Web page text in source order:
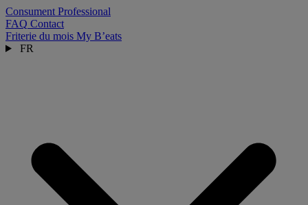
Consument Professional
FAQ Contact
Friterie du mois My B’eats
FR